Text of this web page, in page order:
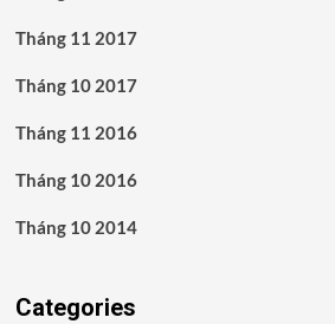
Tháng 11 2017
Tháng 10 2017
Tháng 11 2016
Tháng 10 2016
Tháng 10 2014
Categories